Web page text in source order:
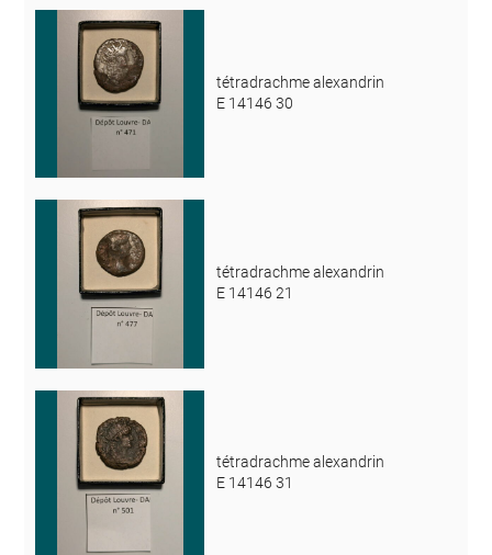
tétradrachme alexandrin
E 14146 30
tétradrachme alexandrin
E 14146 21
tétradrachme alexandrin
E 14146 31